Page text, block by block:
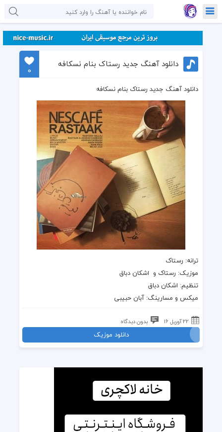
دانلود آهنگ جدید رستاک بنام نسکافه
0
دانلود آهنگ جدید رستاک بنام نسکافه
ترانه: رستاک
موزیک: رستاک و اشکان دباق
تنظیم: اشکان دباق
میکس و مسارینگ: آبان حبیبی
22 آوریل 16 بدون دیدگاه
دانلود موزیک